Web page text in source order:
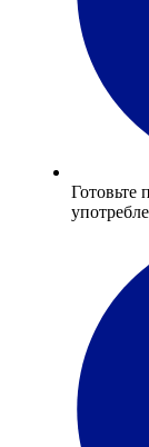
Готовьте